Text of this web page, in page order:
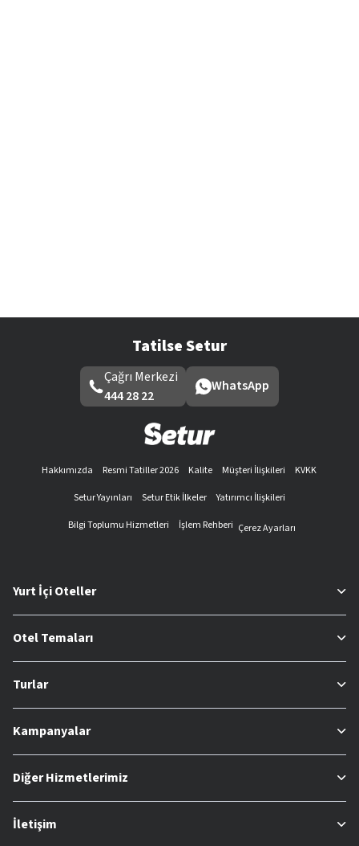
Tatilse Setur
Çağrı Merkezi
444 28 22
WhatsApp
Hakkımızda Resmi Tatiller 2026 Kalite Müşteri İlişkileri
KVKK
Setur Yayınları
Setur Etik İlkeler
Yatırımcı İlişkileri
Bilgi Toplumu Hizmetleri
İşlem Rehberi Çerez Ayarları
Yurt İçi Oteller
Otel Temaları
Turlar
Kampanyalar
Diğer Hizmetlerimiz
İletişim